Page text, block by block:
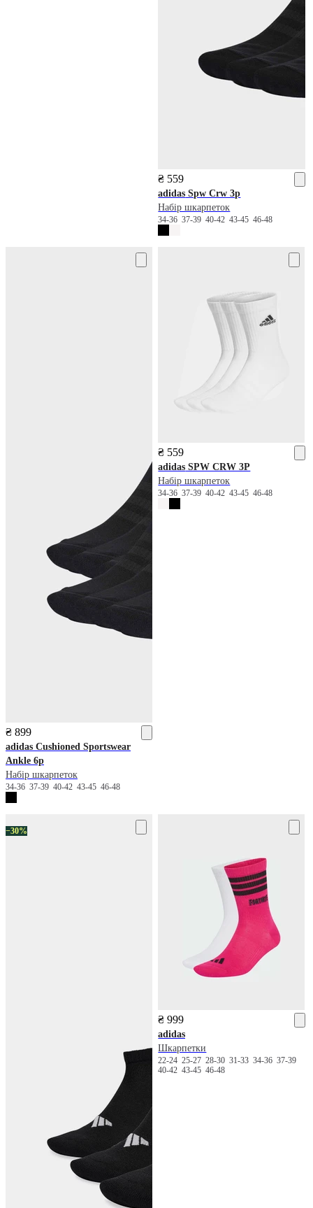
₴ 559
adidas Spw Crw 3p
Набір шкарпеток
34-3637-3940-4243-4546-48
₴ 899
adidas Cushioned Sportswear
Ankle 6p
Набір шкарпеток
34-36 37-39 40-42 43-45 46-48
₴ 559
adidas SPW CRW 3P
Набір шкарпеток
34-3637-3940-4243-4546-48
−30%
₴ 999
adidas
Шкарпетки
22-2425-2728-3031-3334-3637-39
40-4243-4546-48